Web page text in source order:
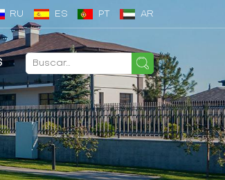
RU ES PT AR